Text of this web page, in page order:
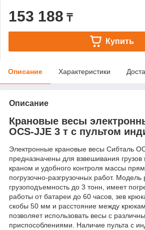
153 188 ₸
Купить
Описание Характеристики
Описание
Крановые весы
OCS-JJE 3 т с пультом
Электронные крановые весы Сибталь
предназначены для взвешивания
краном и удобного контроля массы
погрузочно-разгрузочных работ. Модель
грузоподъемность до 3 тонн, имеет
работы от батареи до 60 часов, зев
скобы 50 мм и расстояние между
позволяет использовать весы с
приспособлениями. Наличие пульта с